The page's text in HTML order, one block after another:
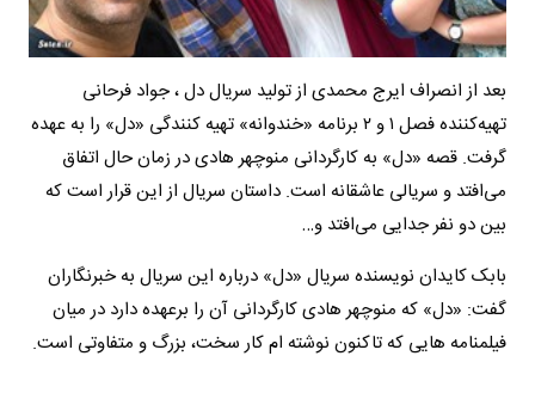
بعد از انصراف ایرج محمدی از تولید سریال دل ، جواد فرحانی
تهیه‌کننده فصل ۱ و ۲ برنامه «خندوانه» تهیه کنندگی «دل» را به عهده
گرفت. قصه «دل» به کارگردانی منوچهر هادی در زمان حال اتفاق
می‌افتد و سریالی عاشقانه است. داستان سریال از این قرار است که
بین دو نفر جدایی می‌افتد و…
بابک کایدان نویسنده سریال «دل» درباره این سریال به خبرنگاران
گفت: «دل» که منوچهر هادی کارگردانی آن را برعهده دارد در میان
فیلمنامه هایی که تاکنون نوشته ام کار سخت، بزرگ و متفاوتی است.